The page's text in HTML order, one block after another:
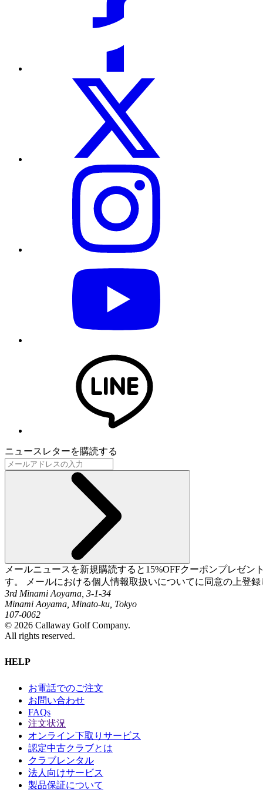
ニュースレターを購読する
メールニュースを新規購読すると15%OFFクーポンプレゼ
す。 メールにおける個人情報取扱いについてに同意の上登
3rd Minami Aoyama, 3-1-34
Minami Aoyama, Minato-ku, Tokyo
107-0062
© 2026 Callaway Golf Company.
All rights reserved.
HELP
お電話でのご注文
お問い合わせ
FAQs
注文状況
オンライン下取りサービス
認定中古クラブとは
クラブレンタル
法人向けサービス
製品保証について